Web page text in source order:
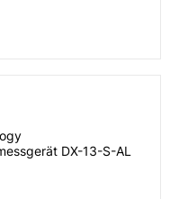
DX-13-S-AL